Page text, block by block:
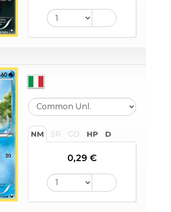
NM SP GD HP D
0,29 €